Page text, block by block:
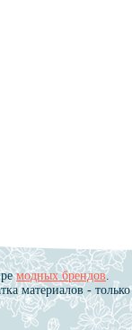
модных брендов.
материалов - только